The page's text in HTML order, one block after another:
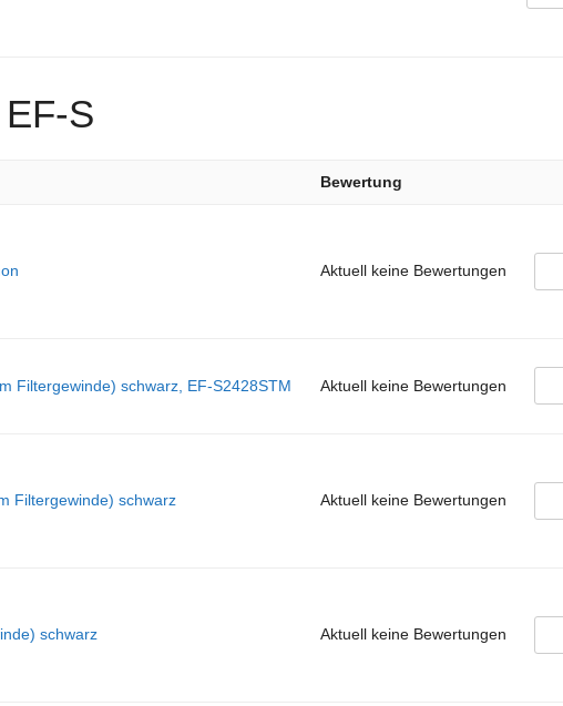
S
Bewertung
Aktuell keine Bewertungen
Filtergewinde) schwarz, EF-S2428STM Aktuell keine Bewertungen
Filtergewinde) schwarz Aktuell keine Bewertungen
schwarz Aktuell keine Bewertungen